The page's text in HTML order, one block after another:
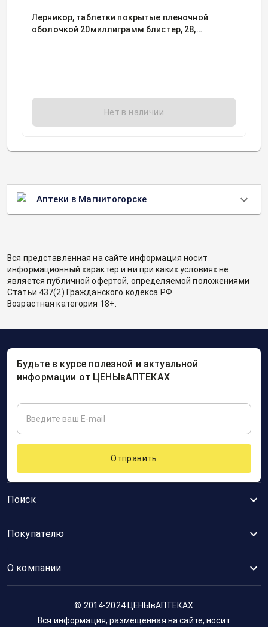
Лерникор, таблетки покрытые пленочной
оболочкой 20миллиграмм блистер, 28,
Нет в наличии
Аптеки в Магнитогорске
Вся представленная на сайте информация носит
информационный характер и ни при каких условиях не
является публичной офертой, определяемой положениями
Статьи 437(2) Гражданского кодекса РФ.
Возрастная категория 18+.
Поиск
Покупателю
О компании
Будьте в курсе полезной и актуальной
информации от ЦЕНЫвАПТЕКАХ
Отправить
© 2014-2024 ЦЕНЫвАПТЕКАХ
Вся информация, размещенная на сайте, носит